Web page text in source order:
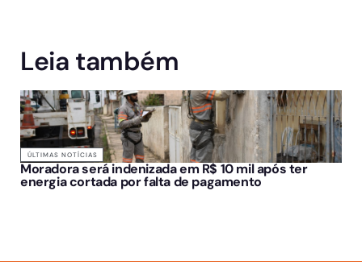
Leia também
ÚLTIMAS NOTÍCIAS
Moradora será indenizada em R$ 10 mil após ter
energia cortada por falta de pagamento